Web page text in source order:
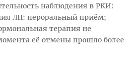
наблюдения в РКИ:
ЛП: пероральный приём;
терапия не
её отмены прошло более